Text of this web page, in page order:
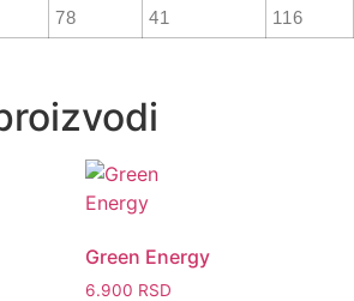
78 41 116
Green Energy
6.900 RSD